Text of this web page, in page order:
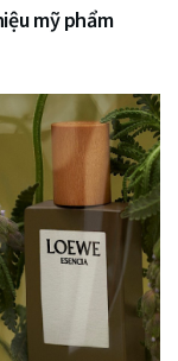
mỹ phẩm